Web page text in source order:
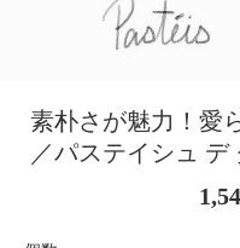
素朴さが魅力！愛
／パステイシュ デ